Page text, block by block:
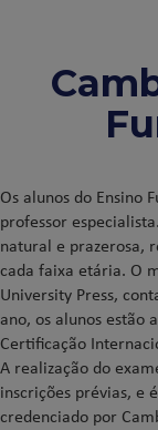
Os alunos do Ensino
professor
natural e prazerosa,
cada faixa etária. O
University Press,
ano, os alunos estão
Certificação
A realização do
inscrições prévias, e
credenciado por